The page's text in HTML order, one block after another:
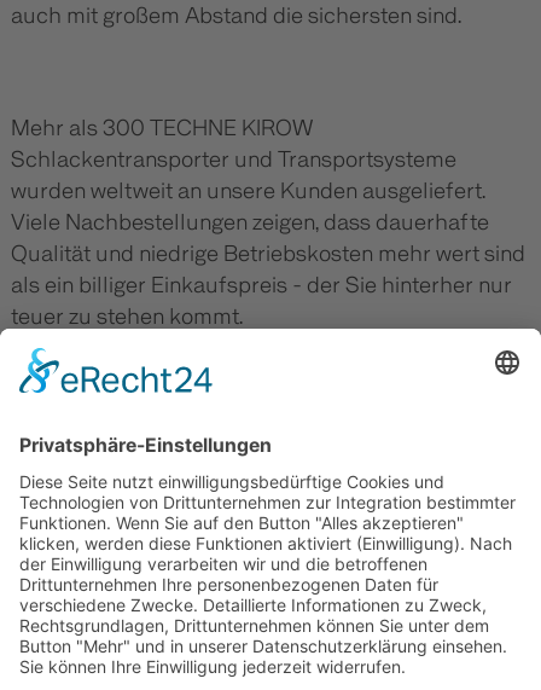
auch mit großem Abstand die sichersten sind.
Mehr als 300 TECHNE KIROW
Schlackentransporter und Transportsysteme
wurden weltweit an unsere Kunden ausgeliefert.
Viele Nachbestellungen zeigen, dass dauerhafte
Qualität und niedrige Betriebskosten mehr wert sind
als ein billiger Einkaufspreis - der Sie hinterher nur
teuer zu stehen kommt.
TECHNE KIROW.
Metallurgiespezialist und
Qualitätsführer. Für überlegene
Nachhaltigkeit.